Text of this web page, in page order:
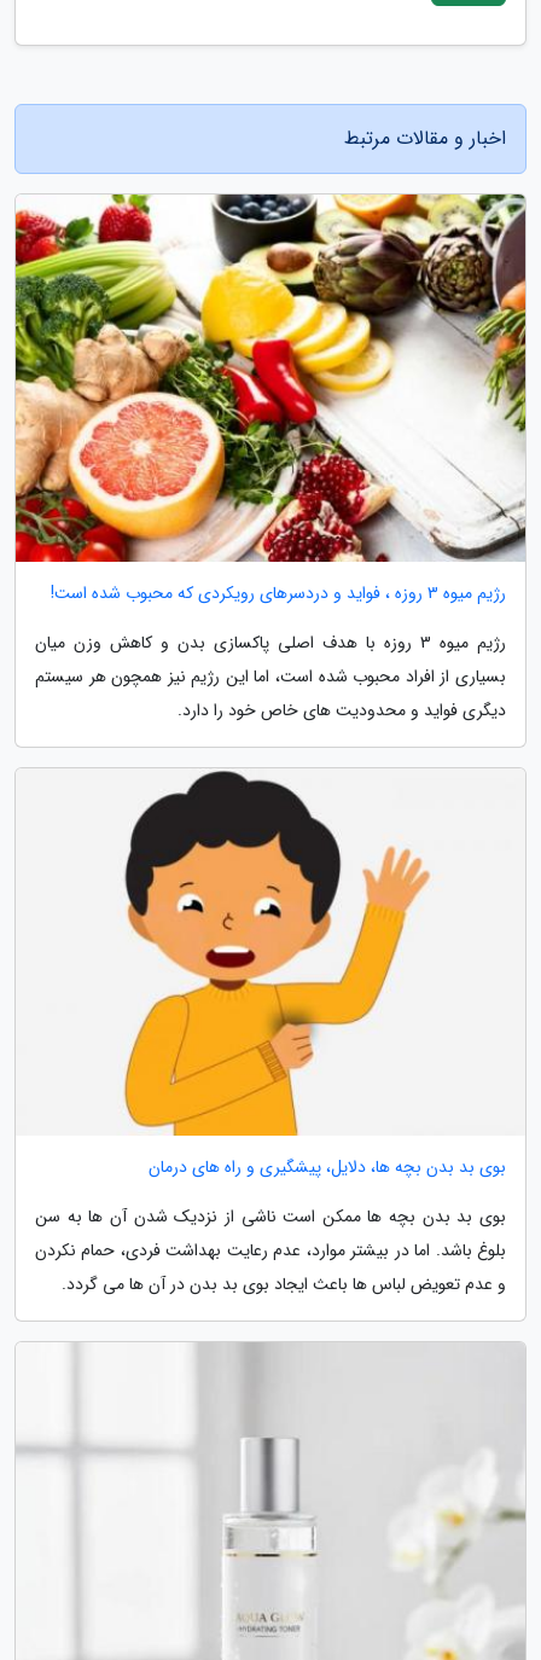
اخبار و مقالات مرتبط
رژیم میوه 3 روزه ، فواید و دردسرهای رویکردی که محبوب شده است!
رژیم میوه 3 روزه با هدف اصلی پاکسازی بدن و کاهش وزن میان
بسیاری از افراد محبوب شده است، اما این رژیم نیز همچون هر سیستم
دیگری فواید و محدودیت های خاص خود را دارد.
بوی بد بدن بچه ها، دلایل، پیشگیری و راه های درمان
بوی بد بدن بچه ها ممکن است ناشی از نزدیک شدن آن ها به سن
بلوغ باشد. اما در بیشتر موارد، عدم رعایت بهداشت فردی، حمام نکردن
و عدم تعویض لباس ها باعث ایجاد بوی بد بدن در آن ها می گردد.